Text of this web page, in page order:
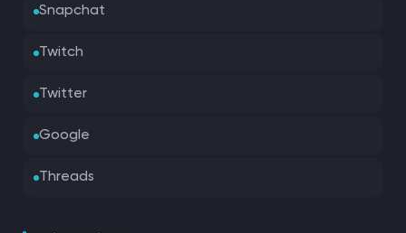
Snapchat
Twitch
Twitter
Google
Threads